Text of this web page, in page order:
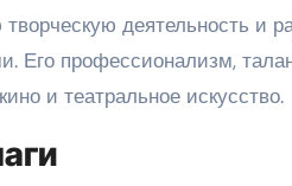
деятельность и
Его профессионализм,
и театральное искусство.